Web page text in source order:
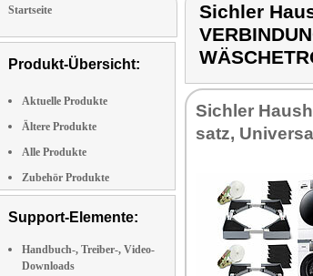
Startseite
Produkt-Übersicht:
Aktuelle Produkte
Ältere Produkte
Alle Produkte
Zubehör Produkte
Support-Elemente:
Handbuch-, Treiber-, Video-
Downloads
Sichler
Sich­ler
satz,